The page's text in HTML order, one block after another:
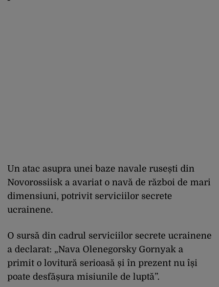
Un atac asupra unei baze navale rusești din
Novorossiisk a avariat o navă de război de mari
dimensiuni, potrivit serviciilor secrete
ucrainene.
O sursă din cadrul serviciilor secrete ucrainene
a declarat: „Nava Olenegorsky Gornyak a
primit o lovitură serioasă și în prezent nu își
poate desfășura misiunile de luptă”.